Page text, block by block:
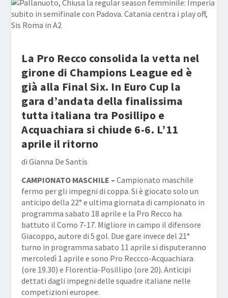
La Pro Recco consolida la vetta nel
girone di Champions League ed è
già alla Final Six. In Euro Cup la
gara d’andata della finalissima
tutta italiana tra Posillipo e
Acquachiara si chiude 6-6. L’11
aprile il ritorno
di Gianna De Santis
CAMPIONATO MASCHILE –Campionato maschile
fermo per gli impegni di coppa. Si è giocato solo un
anticipo della 22° e ultima giornata di campionato in
programma sabato 18 aprile e la Pro Recco ha
battuto il Como 7-17. Migliore in campo il difensore
Giacoppo, autore di 5 gol. Due gare invece del 21°
turno in programma sabato 11 aprile si disputeranno
mercoledì 1 aprile e sono Pro Reccco-Acquachiara
(ore 19.30) e Florentia-Posillipo (ore 20). Anticipi
dettati dagli impegni delle squadre italiane nelle
competizioni europee.